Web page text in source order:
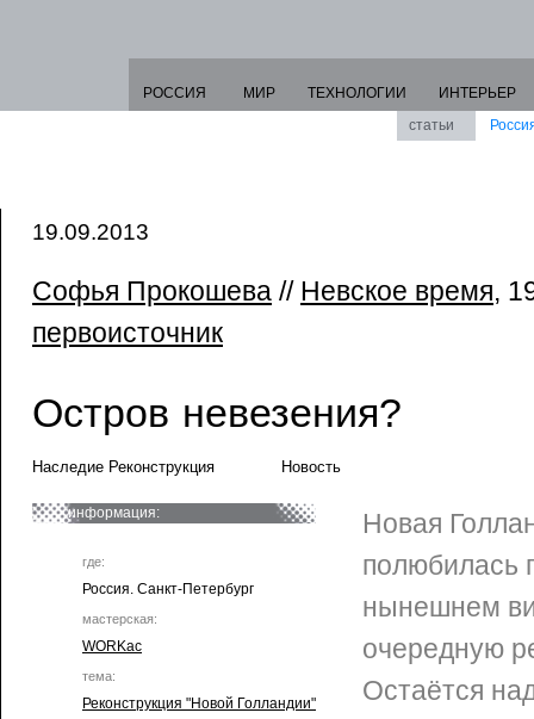
РОССИЯ МИР ТЕХНОЛОГИИ
ИНТЕРЬЕР
статьи
19.09.2013
Софья Прокошева // Невское время,
первоисточник
Остров невезения?
Наследие Реконструкция Новость
информация:
где:
Россия. Санкт-Петербург
мастерская:
WORKac
тема:
Реконструкция "Новой Голландии"
Новая
полюбилась
нынешнем
очередную
Остаётся